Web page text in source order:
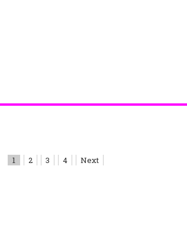
1 2 3 4 Next